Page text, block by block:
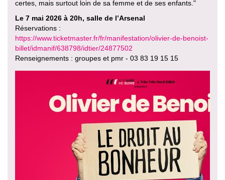
certes, mais surtout loin de sa femme et de ses enfants."
Le 7 mai 2026 à 20h, salle de l’Arsenal
Réservations :
https://www.ticketmaster.fr/fr/manifestation/olivier-de-benoist-
billet/idmanif/638798/idtier/24877502
Renseignements : groupes et pmr - 03 83 19 15 15